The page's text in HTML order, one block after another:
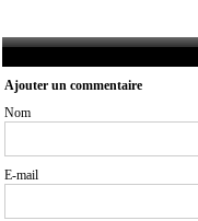
Ajouter un commentaire
Nom
E-mail